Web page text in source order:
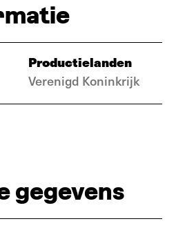
Productielanden
Verenigd Koninkrijk
gegevens